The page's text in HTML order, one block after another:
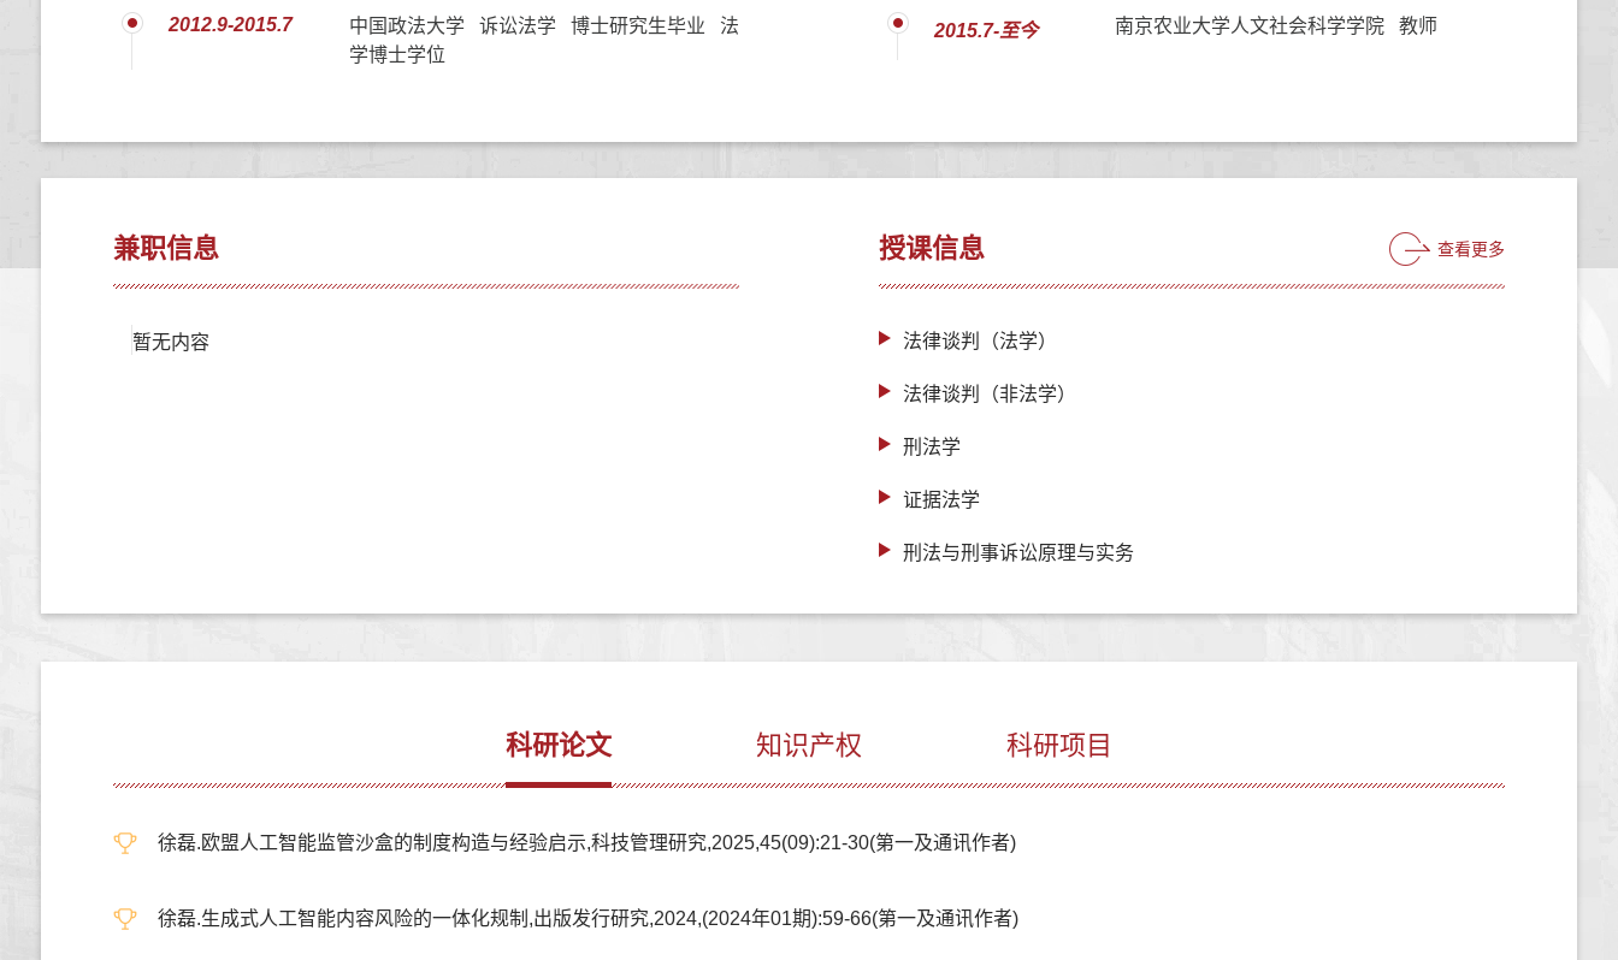
2012.9-2015.7
中国政法大学 诉讼法学 博士研究生毕业 法
学博士学位
2015.7-至今 南京农业大学人文社会科学学院 教师
兼职信息
暂无内容
授课信息 查看更多
法律谈判（法学）
法律谈判（非法学）
刑法学
证据法学
刑法与刑事诉讼原理与实务
科研论文 知识产权 科研项目
徐磊.欧盟人工智能监管沙盒的制度构造与经验启示,科技管理研究,2025,45(09):21-30(第一及通讯作者)
徐磊.生成式人工智能内容风险的一体化规制,出版发行研究,2024,(2024年01期):59-66(第一及通讯作者)